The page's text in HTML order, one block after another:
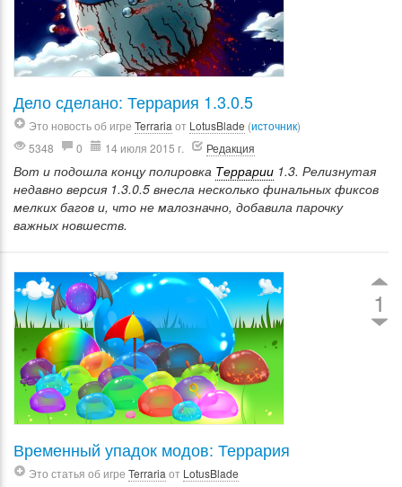
Дело сделано: Террария 1.3.0.5
Это новость об игре Terraria от LotusBlade (источник)
5348
0 14 июля 2015 г. Редакция
Вот и подошла концу полировка Террарии 1.3. Релизнутая
недавно версия 1.3.0.5 внесла несколько финальных фиксов
мелких багов и, что не малозначно, добавила парочку
важных новшеств.
1
Временный упадок модов: Террария
Это статья об игре Terraria от LotusBlade